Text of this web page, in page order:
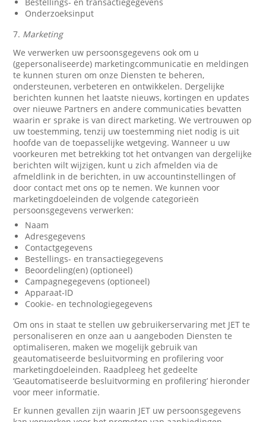
Onderzoeksinput
7. Marketing
We verwerken uw persoonsgegevens ook om u
(gepersonaliseerde) marketingcommunicatie en meldingen
te kunnen sturen om onze Diensten te beheren,
ondersteunen, verbeteren en ontwikkelen. Dergelijke
berichten kunnen het laatste nieuws, kortingen en updates
over nieuwe Partners en andere communicaties bevatten
waarin er sprake is van direct marketing. We vertrouwen op
uw toestemming, tenzij uw toestemming niet nodig is uit
hoofde van de toepasselijke wetgeving. Wanneer u uw
voorkeuren met betrekking tot het ontvangen van dergelijke
berichten wilt wijzigen, kunt u zich afmelden via de
afmeldlink in de berichten, in uw accountinstellingen of
door contact met ons op te nemen. We kunnen voor
marketingdoeleinden de volgende categorieën
persoonsgegevens verwerken:
Naam
Adresgegevens
Contactgegevens
Bestellings- en transactiegegevens
Beoordeling(en) (optioneel)
Campagnegegevens (optioneel)
Apparaat-ID
Cookie- en technologiegegevens
Om ons in staat te stellen uw gebruikerservaring met JET te
personaliseren en onze aan u aangeboden Diensten te
optimaliseren, maken we mogelijk gebruik van
geautomatiseerde besluitvorming en profilering voor
marketingdoeleinden. Raadpleeg het gedeelte
‘Geautomatiseerde besluitvorming en profilering’ hieronder
voor meer informatie.
Er kunnen gevallen zijn waarin JET uw persoonsgegevens